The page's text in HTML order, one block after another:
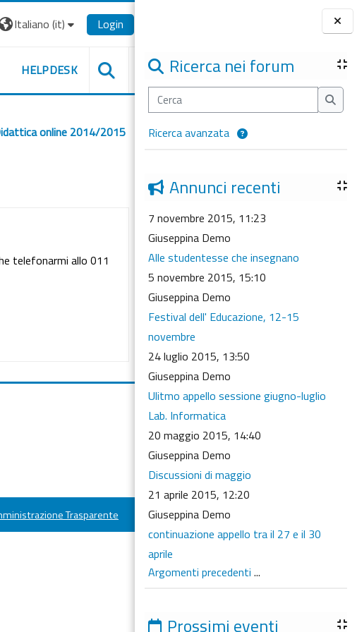
Blocchi
Ricerca nei forum
Cerca
Cerca
Ricerca avanzata
Annunci recenti
7 novembre 2015, 11:23
Giuseppina Demo
Alle studentesse che insegnano
5 novembre 2015, 15:10
Giuseppina Demo
Festival dell' Educazione, 12-15
novembre
24 luglio 2015, 13:50
Giuseppina Demo
Ulitmo appello sessione giugno-luglio
Lab. Informatica
20 maggio 2015, 14:40
Giuseppina Demo
Discussioni di maggio
21 aprile 2015, 12:20
Giuseppina Demo
continuazione appello tra il 27 e il 30
aprile
Argomenti precedenti ...
Prossimi eventi
Italiano ‎(it)‎ Login
HELPDESK
online 2014/2015
telefonarmi allo 011
Trasparente